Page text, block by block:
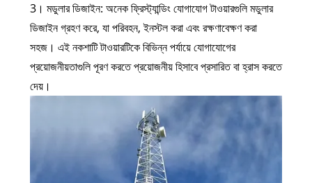
3। মডুলার ডিজাইন: অনেক ফ্রিস্ট্যান্ডিং যোগাযোগ টাওয়ারগুলি মডুলার
ডিজাইন গ্রহণ করে, যা পরিবহন, ইনস্টল করা এবং রক্ষণাবেক্ষণ করা
সহজ। এই নকশাটি টাওয়ারটিকে বিভিন্ন পর্যায়ে যোগাযোগের
প্রয়োজনীয়তাগুলি পূরণ করতে প্রয়োজনীয় হিসাবে প্রসারিত বা হ্রাস করতে
দেয়।